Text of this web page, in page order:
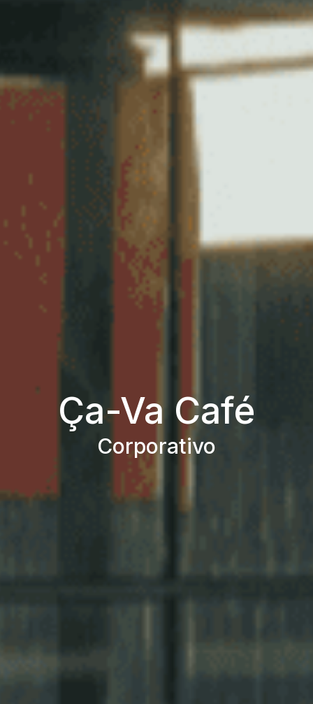
Ça-Va Café
Corporativo